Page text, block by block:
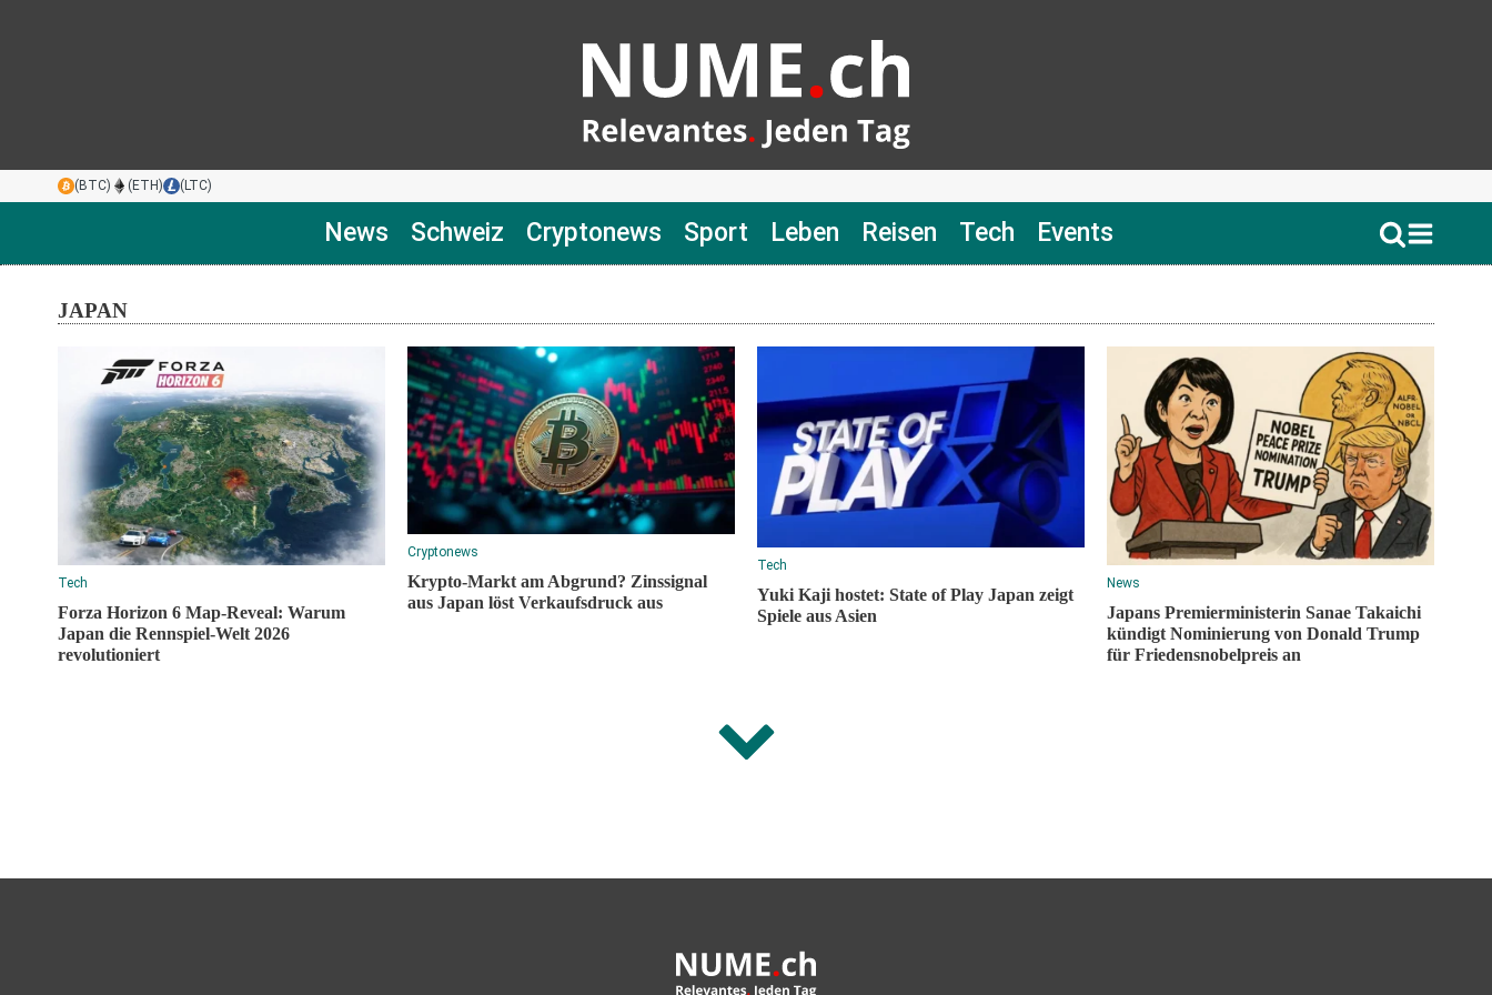
(BTC) (ETH) (LTC)
News Schweiz Cryptonews Sport Leben Reisen Tech Events
JAPAN
Tech
Forza Horizon 6 Map-Reveal: Warum
Japan die Rennspiel-Welt 2026
revolutioniert
Cryptonews
Krypto-Markt am Abgrund? Zinssignal
aus Japan löst Verkaufsdruck aus
Tech
Yuki Kaji hostet: State of Play Japan zeigt
Spiele aus Asien
News
Japans Premierministerin Sanae Takaichi
kündigt Nominierung von Donald Trump
für Friedensnobelpreis an